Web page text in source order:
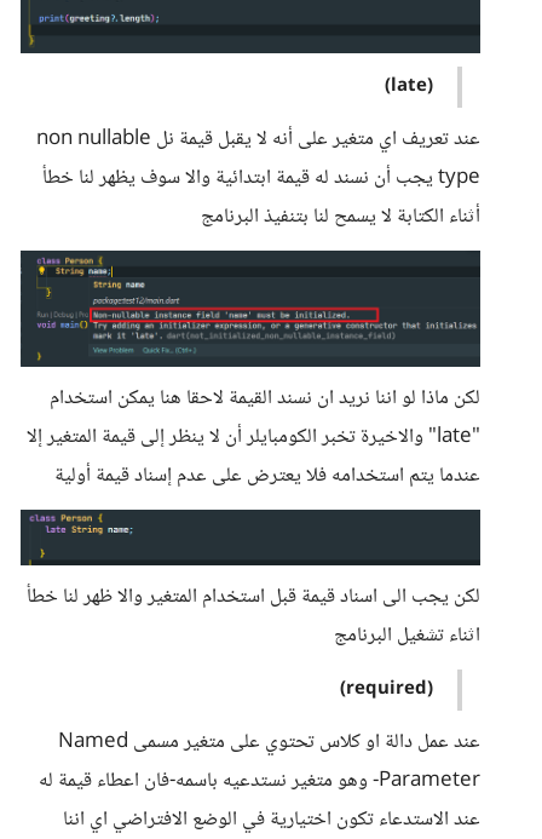
(late)
عند تعريف اي متغير على أنه لا يقبل قيمة نل non nullable
type يجب أن نسند له قيمة ابتدائية والا سوف يظهر لنا خطأ
أثناء الكتابة لا يسمح لنا بتنفيذ البرنامج
لكن ماذا لو اننا نريد ان نسند القيمة لاحقا هنا يمكن استخدام
"late" والاخيرة تخبر الكومبايلر أن لا ينظر إلى قيمة المتغير إلا
عندما يتم استخدامه فلا يعترض على عدم إسناد قيمة أولية
لكن يجب الى اسناد قيمة قبل استخدام المتغير والا ظهر لنا خطأ
اثناء تشغيل البرنامج
(required)
عند عمل دالة او كلاس تحتوي على متغير مسمى Named
Parameter- وهو متغير نستدعيه باسمه-فان اعطاء قيمة له
عند الاستدعاء تكون اختيارية في الوضع الافتراضي اي اننا